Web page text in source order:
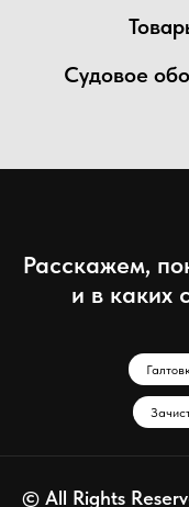
Судовое
Расскажем,
и в каких
© All Rights